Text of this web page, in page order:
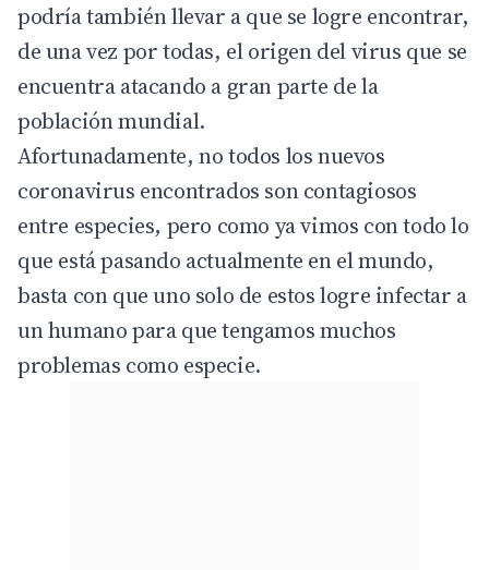
podría también llevar a que se logre encontrar,
de una vez por todas, el origen del virus que se
encuentra atacando a gran parte de la
población mundial.
Afortunadamente, no todos los nuevos
coronavirus encontrados son contagiosos
entre especies, pero como ya vimos con todo lo
que está pasando actualmente en el mundo,
basta con que uno solo de estos logre infectar a
un humano para que tengamos muchos
problemas como especie.